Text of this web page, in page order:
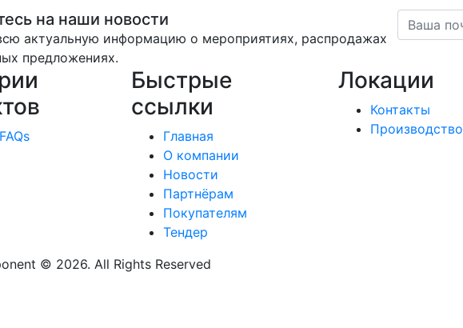
на наши новости
актуальную информацию о мероприятиях, распродажах
предложениях.
Быстрые
ссылки
Главная
О компании
Новости
Партнёрам
Покупателям
Тендер
Локации
Контакты
Производство
© 2026. All Rights Reserved